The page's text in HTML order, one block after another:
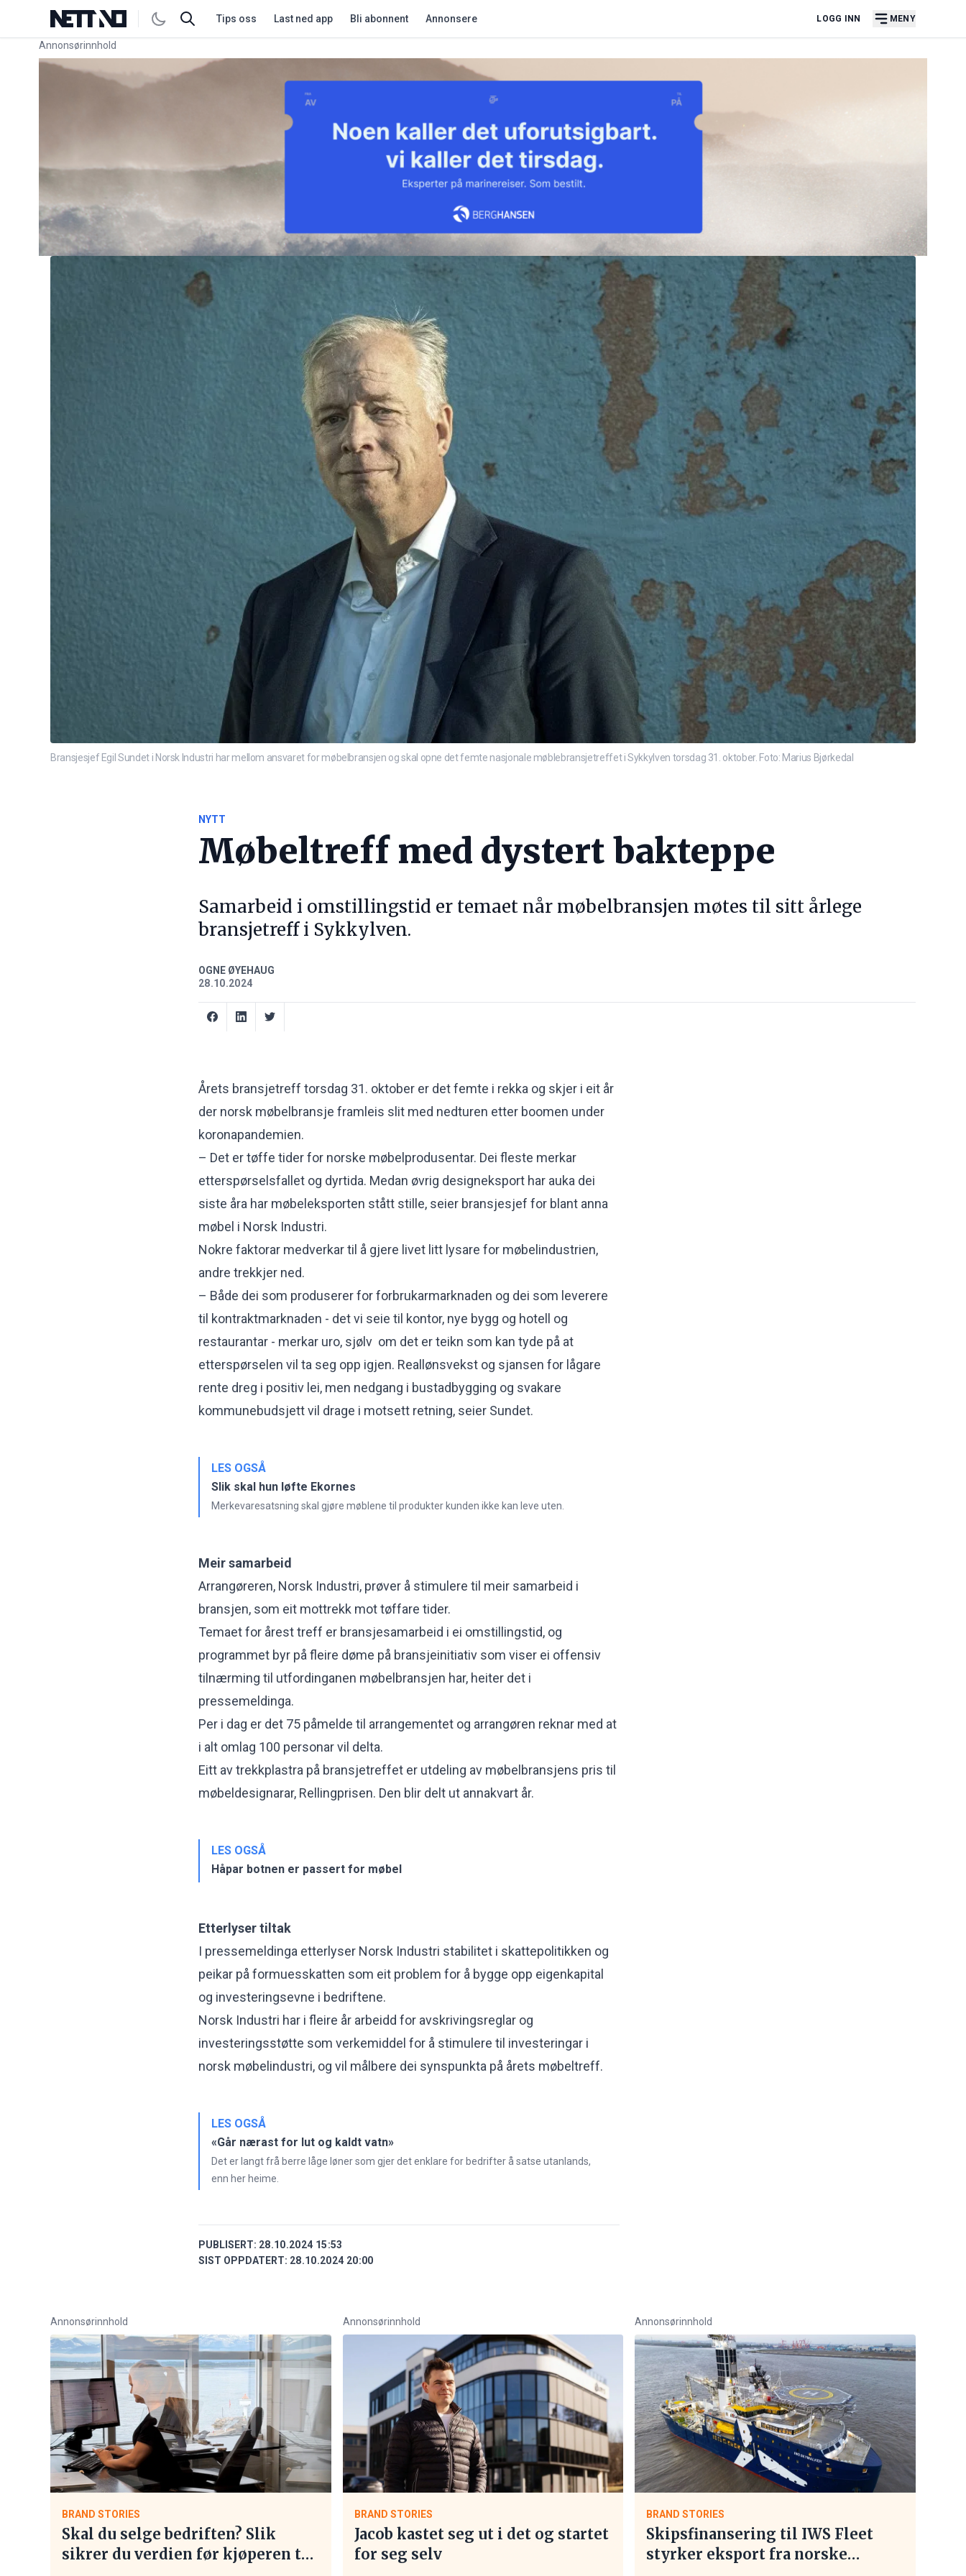
Tips oss Last ned app Bli abonnent Annonsere LOGG INN MENY
Annonsørinnhold
Link for annonse
Bransjesjef Egil Sundet i Norsk Industri har mellom ansvaret for møbelbransjen og skal opne det femte nasjonale møblebransjetreffet i Sykkylven torsdag 31. oktober. Foto: Marius Bjørkedal
NYTT
Møbeltreff med dystert bakteppe
Samarbeid i omstillingstid er temaet når møbelbransjen møtes til sitt årlege
bransjetreff i Sykkylven.
OGNE ØYEHAUG
28.10.2024
Årets bransjetreff torsdag 31. oktober er det femte i rekka og skjer i eit år
der norsk møbelbransje framleis slit med nedturen etter boomen under
koronapandemien.
– Det er tøffe tider for norske møbelprodusentar. Dei fleste merkar
etterspørselsfallet og dyrtida. Medan øvrig designeksport har auka dei
siste åra har møbeleksporten stått stille, seier bransjesjef for blant anna
møbel i Norsk Industri.
Nokre faktorar medverkar til å gjere livet litt lysare for møbelindustrien,
andre trekkjer ned.
– Både dei som produserer for forbrukarmarknaden og dei som leverere
til kontraktmarknaden - det vi seie til kontor, nye bygg og hotell og
restaurantar - merkar uro, sjølv om det er teikn som kan tyde på at
etterspørselen vil ta seg opp igjen. Reallønsvekst og sjansen for lågare
rente dreg i positiv lei, men nedgang i bustadbygging og svakare
kommunebudsjett vil drage i motsett retning, seier Sundet.
LES OGSÅ
Slik skal hun løfte Ekornes
Merkevaresatsning skal gjøre møblene til produkter kunden ikke kan leve uten.
Meir samarbeid
Arrangøreren, Norsk Industri, prøver å stimulere til meir samarbeid i
bransjen, som eit mottrekk mot tøffare tider.
Temaet for årest treff er bransjesamarbeid i ei omstillingstid, og
programmet byr på fleire døme på bransjeinitiativ som viser ei offensiv
tilnærming til utfordinganen møbelbransjen har, heiter det i
pressemeldinga.
Per i dag er det 75 påmelde til arrangementet og arrangøren reknar med at
i alt omlag 100 personar vil delta.
Eitt av trekkplastra på bransjetreffet er utdeling av møbelbransjens pris til
møbeldesignarar, Rellingprisen. Den blir delt ut annakvart år.
LES OGSÅ
Håpar botnen er passert for møbel
Etterlyser tiltak
I pressemeldinga etterlyser Norsk Industri stabilitet i skattepolitikken og
peikar på formuesskatten som eit problem for å bygge opp eigenkapital
og investeringsevne i bedriftene.
Norsk Industri har i fleire år arbeidd for avskrivingsreglar og
investeringsstøtte som verkemiddel for å stimulere til investeringar i
norsk møbelindustri, og vil målbere dei synspunkta på årets møbeltreff.
LES OGSÅ
«Går nærast for lut og kaldt vatn»
Det er langt frå berre låge løner som gjer det enklare for bedrifter å satse utanlands,
enn her heime.
PUBLISERT: 28.10.2024 15:53
SIST OPPDATERT: 28.10.2024 20:00
Annonsørinnhold
BRAND STORIES
Skal du selge bedriften? Slik
sikrer du verdien før kjøperen tar
Annonsørinnhold
BRAND STORIES
Jacob kastet seg ut i det og startet
for seg selv
Annonsørinnhold
BRAND STORIES
Skipsfinansering til IWS Fleet
styrker eksport fra norske